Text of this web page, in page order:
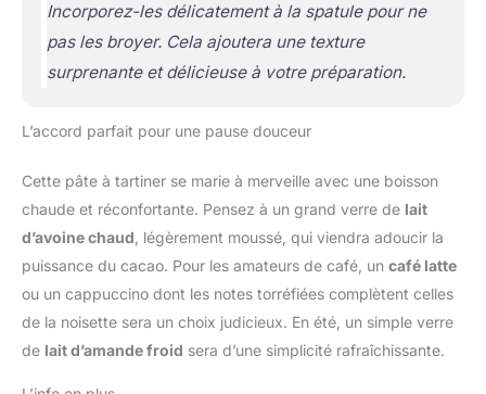
Incorporez-les délicatement à la spatule pour ne
pas les broyer. Cela ajoutera une texture
surprenante et délicieuse à votre préparation.
L’accord parfait pour une pause douceur
Cette pâte à tartiner se marie à merveille avec une boisson
chaude et réconfortante. Pensez à un grand verre de lait
d’avoine chaud , légèrement moussé, qui viendra adoucir la
puissance du cacao. Pour les amateurs de café, un café latte
ou un cappuccino dont les notes torréfiées complètent celles
de la noisette sera un choix judicieux. En été, un simple verre
de lait d’amande froid sera d’une simplicité rafraîchissante.